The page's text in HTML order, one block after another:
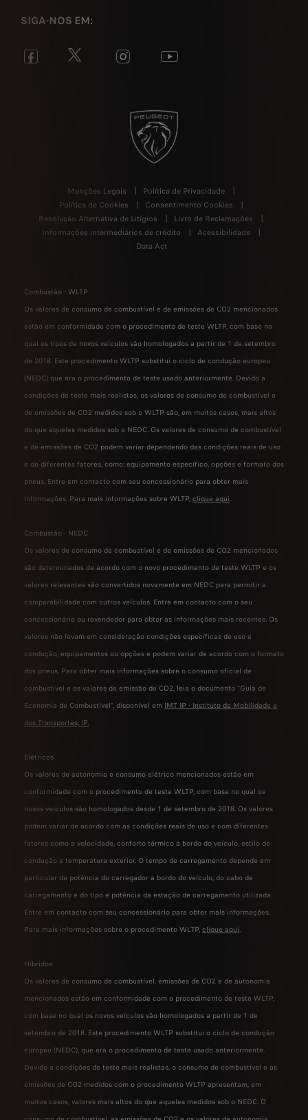
SIGA-NOS EM:
Menções Legais
Política de Privacidade
Política de Cookies
Consentimento Cookies
Resolução Alternativa de Litígios
Livro de Reclamações
Informações intermediários de crédito
Acessibilidade
Data Act
Combustão - WLTP
Os valores de consumo de combustível e de emissões de CO2 mencionados
estão em conformidade com o procedimento de teste WLTP, com base no
qual os tipos de novos veículos são homologados a partir de 1 de setembro
de 2018. Este procedimento WLTP substitui o ciclo de condução europeu
(NEDC) que era o procedimento de teste usado anteriormente. Devido a
condições de teste mais realistas, os valores de consumo de combustível e
de emissões de CO2 medidos sob o WLTP são, em muitos casos, mais altos
do que aqueles medidos sob o NEDC. Os valores de consumo de combustível
e de emissões de CO2 podem variar dependendo das condições reais de uso
e de diferentes fatores, como: equipamento específico, opções e formato dos
pneus. Entre em contacto com seu concessionário para obter mais
informações. Para mais informações sobre WLTP, clique aqui.
Combustão - NEDC
Os valores de consumo de combustível e de emissões de CO2 mencionados
são determinados de acordo com o novo procedimento de teste WLTP e os
valores relevantes são convertidos novamente em NEDC para permitir a
comparabilidade com outros veículos. Entre em contacto com o seu
concessionário ou revendedor para obter as informações mais recentes. Os
valores não levam em consideração condições específicas de uso e
condução, equipamentos ou opções e podem variar de acordo com o formato
dos pneus. Para obter mais informações sobre o consumo oficial de
combustível e os valores de emissão de CO2, leia o documento "Guia de
Economia de Combustível", disponível em IMT IP - Instituto da Mobilidade e
dos Transportes, IP.
Elétricos
Os valores de autonomia e consumo elétrico mencionados estão em
conformidade com o procedimento de teste WLTP, com base no qual os
novos veículos são homologados desde 1 de setembro de 2018. Os valores
podem variar de acordo com as condições reais de uso e com diferentes
fatores como a velocidade, conforto térmico a bordo do veículo, estilo de
condução e temperatura exterior. O tempo de carregamento depende em
particular da potência do carregador a bordo do veículo, do cabo de
carregamento e do tipo e potência da estação de carregamento utilizada.
Entre em contacto com seu concessionário para obter mais informações.
Para mais informações sobre o procedimento WLTP, clique aqui.
Híbridos
Os valores de consumo de combustível, emissões de CO2 e de autonomia
mencionados estão em conformidade com o procedimento de teste WLTP,
com base no qual os novos veículos são homologados a partir de 1 de
setembro de 2018. Este procedimento WLTP substitui o ciclo de condução
europeu (NEDC), que era o procedimento de teste usado anteriormente.
Devido a condições de teste mais realistas, o consumo de combustível e as
emissões de CO2 medidos com o procedimento WLTP apresentam, em
muitos casos, valores mais altos do que aqueles medidos sob o NEDC. O